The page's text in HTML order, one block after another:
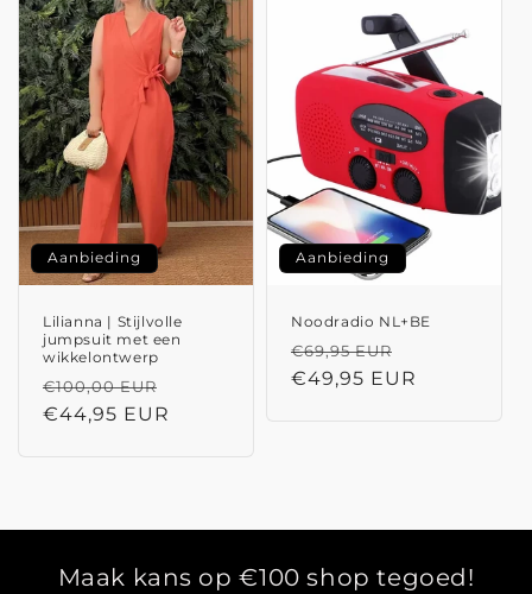
l
e
c
t
i
e
Aanbieding
Lilianna | Stijlvolle
jumpsuit met een
wikkelontwerp
Normale
prijs
€100,00 EUR
Aanbiedingsprijs
€44,95 EUR
Aanbieding
Noodradio NL+BE
Normale
prijs
€69,95 EUR
€49,95 EUR
Maak kans op €100 shop tegoed!